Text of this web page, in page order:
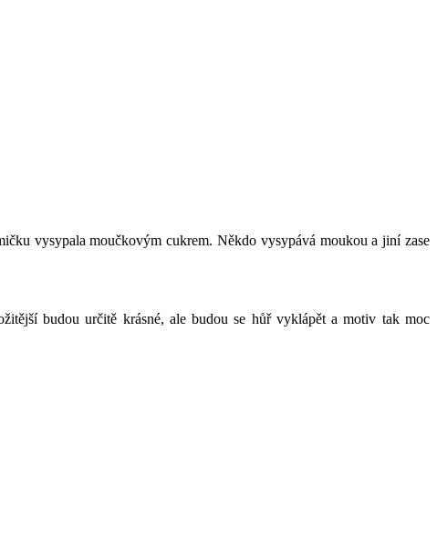
vysypala moučkovým cukrem. Někdo vysypává moukou a jiní zase
budou určitě krásné, ale budou se hůř vyklápět a motiv tak moc